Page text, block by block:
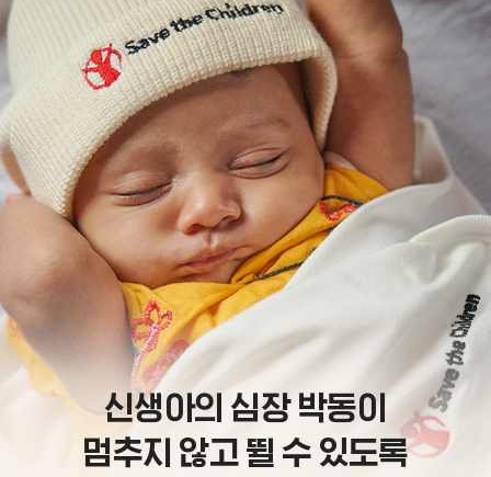
신생아의 심장 박동이
멈추지 않고 뛸 수 있도록